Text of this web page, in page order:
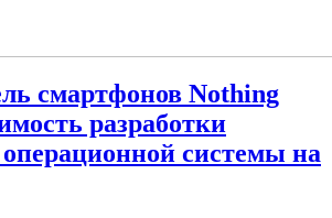
смартфонов Nothing
разработки
операционной системы на